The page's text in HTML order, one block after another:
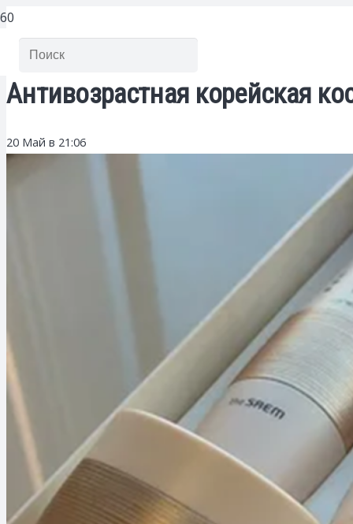
Антивозрастная корейская
20 Май в 21:06